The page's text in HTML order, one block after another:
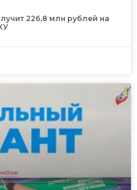
226,8 млн рублей на